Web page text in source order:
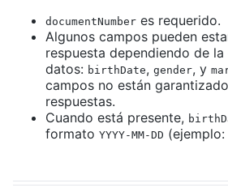
documentNumber es requerido.
Algunos campos pueden
respuesta dependiendo de
datos: birthDate, gender, y
campos no están
respuestas.
Cuando está presente,
formato YYYY-MM-DD